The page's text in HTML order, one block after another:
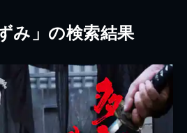
み」の検索結果